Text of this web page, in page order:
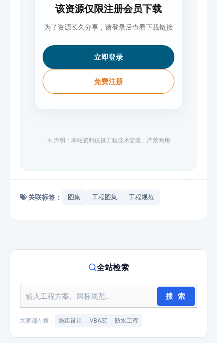
该资源仅限注册会员下载
为了资源长久分享，请登录后查看下载链接
立即登录
免费注册
⚠️ 声明：本站资料仅供工程技术交流，严禁商用
关联标签： 图集 工程图集 工程规范
全站检索
搜 索
大家都在搜： 施组设计 VBA宏 防水工程